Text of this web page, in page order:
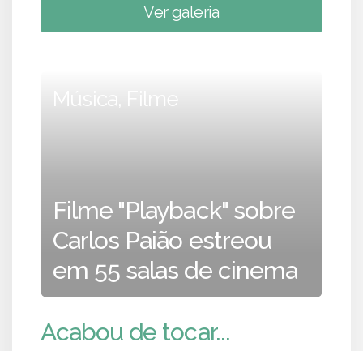
Ver galeria
Música, Filme
Filme "Playback" sobre
Carlos Paião estreou
em 55 salas de cinema
Acabou de tocar...